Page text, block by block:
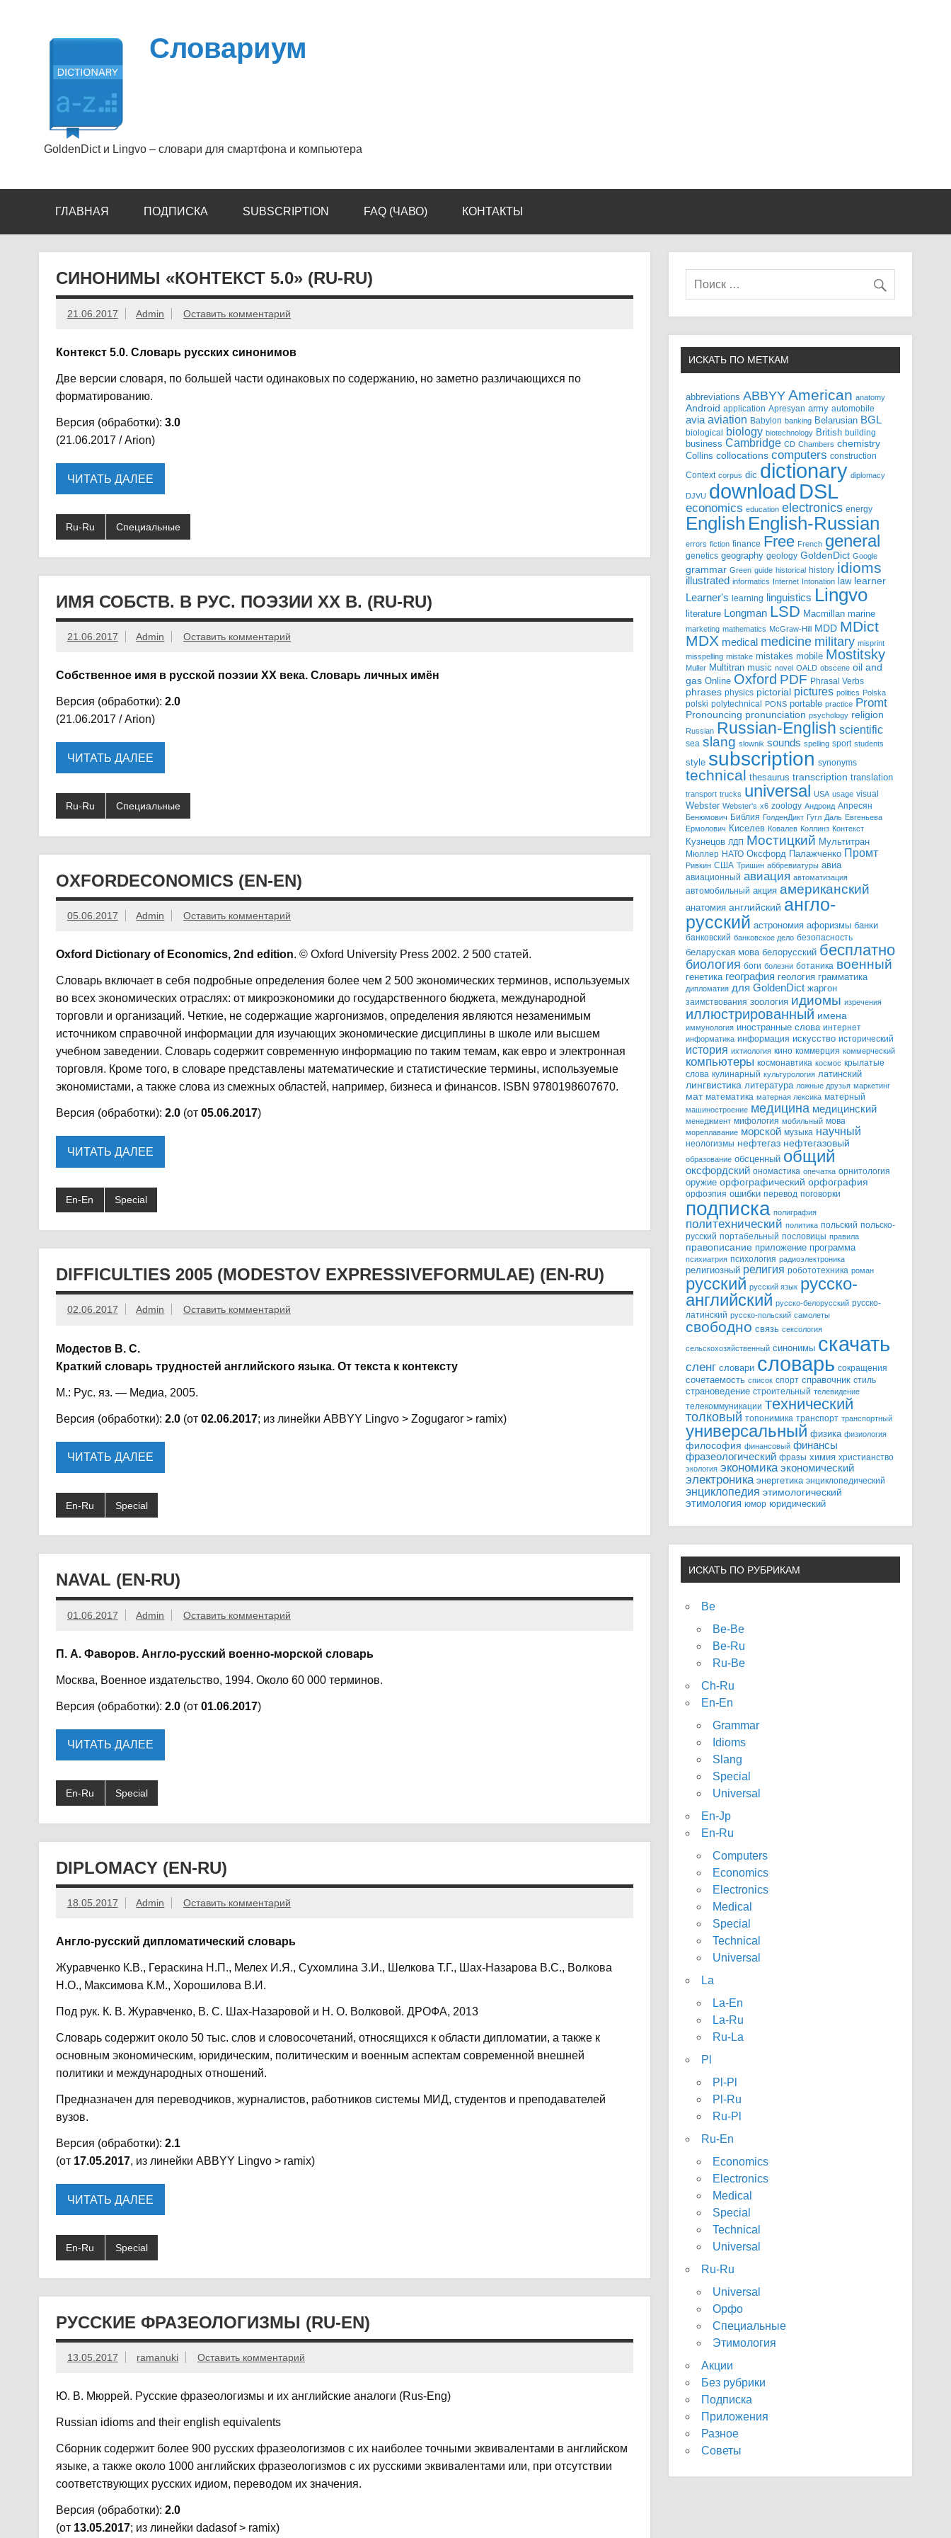
Словариум
GoldenDict и Lingvo – словари для смартфона и компьютера
ГЛАВНАЯ ПОДПИСКА SUBSCRIPTION FAQ (ЧАВО) КОНТАКТЫ
СИНОНИМЫ «КОНТЕКСТ 5.0» (RU-RU)
21.06.2017 Admin Оставить комментарий
Контекст 5.0. Словарь русских синонимов
Две версии словаря, по большей части одинаковых по содержанию, но заметно различающихся по
форматированию.
Версия (обработки): 3.0
(21.06.2017 / Arion)
ЧИТАТЬ ДАЛЕЕ
Ru-Ru Специальные
ИМЯ СОБСТВ. В РУС. ПОЭЗИИ XX В. (RU-RU)
21.06.2017 Admin Оставить комментарий
Собственное имя в русской поэзии ХХ века. Словарь личных имён
Версия (обработки): 2.0
(21.06.2017 / Arion)
ЧИТАТЬ ДАЛЕЕ
Ru-Ru Специальные
OXFORDECONOMICS (EN-EN)
05.06.2017 Admin Оставить комментарий
Oxford Dictionary of Economics, 2nd edition. © Oxford University Press 2002. 2 500 статей.
Словарь включает в себя подробные определения более чем 2 500 экономических терминов, используемых
во всех экономических отраслях: от микроэкономики до государственного бюджета, международной
торговли и организаций. Четкие, не содержащие жаргонизмов, определения являются незаменимым
источником справочной информации для изучающих экономические дисциплины в школе или высшем
учебном заведении. Словарь содержит современную информацию по таким темам, как евро и электронная
торговля. Кроме того, в словаре представлены математические и статистические термины, используемые
экономистами, а также слова из смежных областей, например, бизнеса и финансов. ISBN 9780198607670.
Версия (обработки): 2.0 (от 05.06.2017)
ЧИТАТЬ ДАЛЕЕ
En-En Special
DIFFICULTIES 2005 (MODESTOV EXPRESSIVEFORMULAE) (EN-RU)
02.06.2017 Admin Оставить комментарий
Модестов В. С.
Краткий словарь трудностей английского языка. От текста к контексту
М.: Рус. яз. — Медиа, 2005.
Версия (обработки): 2.0 (от 02.06.2017; из линейки ABBYY Lingvo > Zogugaror > ramix)
ЧИТАТЬ ДАЛЕЕ
En-Ru Special
NAVAL (EN-RU)
01.06.2017 Admin Оставить комментарий
П. А. Фаворов. Англо-русский военно-морской словарь
Москва, Военное издательство, 1994. Около 60 000 терминов.
Версия (обработки): 2.0 (от 01.06.2017)
ЧИТАТЬ ДАЛЕЕ
En-Ru Special
DIPLOMACY (EN-RU)
18.05.2017 Admin Оставить комментарий
Англо-русский дипломатический словарь
Журавченко К.В., Гераскина Н.П., Мелех И.Я., Сухомлина З.И., Шелкова Т.Г., Шах-Назарова В.С., Волкова
Н.О., Максимова К.М., Хорошилова В.И.
Под рук. К. В. Журавченко, В. С. Шах-Назаровой и Н. О. Волковой. ДРОФА, 2013
Словарь содержит около 50 тыс. слов и словосочетаний, относящихся к области дипломатии, а также к
основным экономическим, юридическим, политическим и военным аспектам современной внешней
политики и международных отношений.
Предназначен для переводчиков, журналистов, работников системы МИД, студентов и преподавателей
вузов.
Версия (обработки): 2.1
(от 17.05.2017, из линейки ABBYY Lingvo > ramix)
ЧИТАТЬ ДАЛЕЕ
En-Ru Special
РУССКИЕ ФРАЗЕОЛОГИЗМЫ (RU-EN)
13.05.2017 ramanuki Оставить комментарий
Ю. В. Мюррей. Русские фразеологизмы и их английские аналоги (Rus-Eng)
Russian idioms and their english equivalents
Сборник содержит более 900 русских фразеологизмов с их наиболее точными эквивалентами в английском
языке, а также около 1000 английских фразеологизмов с их русскими эквивалентами или, при отсутствии
соответствующих русских идиом, переводом их значения.
Версия (обработки): 2.0
(от 13.05.2017; из линейки dadasof > ramix)
ИСКАТЬ ПО МЕТКАМ
abbreviations ABBYY American anatomy
Android application Apresyan army automobile
avia aviation Babylon banking Belarusian BGL
biological biology biotechnology British building
business Cambridge CD Chambers chemistry
Collins collocations computers construction
Context corpus dic dictionary diplomacy
DJVU download DSL
economics education electronics energy
English English-Russian
errors fiction finance Free French general
genetics geography geology GoldenDict Google
grammar Green guide historical history idioms
illustrated informatics Internet Intonation law learner
Learner's learning linguistics Lingvo
literature Longman LSD Macmillan marine
marketing mathematics McGraw-Hill MDD MDict
MDX medical medicine military misprint
misspelling mistake mistakes mobile Mostitsky
Muller Multitran music novel OALD obscene oil and
gas Online Oxford PDF Phrasal Verbs
phrases physics pictorial pictures politics Polska
polski polytechnical PONS portable practice Promt
Pronouncing pronunciation psychology religion
Russian Russian-English scientific
sea slang slownik sounds spelling sport students
style subscription synonyms
technical thesaurus transcription translation
transport trucks universal USA usage visual
Webster Webster's x6 zoology Андроид Апресян
Бенюмович Библия ГолденДикт Гугл Даль Евгеньева
Ермолович Киселев Ковалев Коллинз Контекст
Кузнецов ЛДП Мостицкий Мультитран
Мюллер НАТО Оксфорд Палажченко Промт
Ривкин США Тришин аббревиатуры авиа
авиационный авиация автоматизация
автомобильный акция американский
анатомия английский англо-
русский астрономия афоризмы банки
банковский банковское дело безопасность
беларуская мова белорусский бесплатно
биология боги болезни ботаника военный
генетика география геология грамматика
дипломатия для GoldenDict жаргон
заимствования зоология идиомы изречения
иллюстрированный имена
иммунология иностранные слова интернет
информатика информация искусство исторический
история ихтиология кино коммерция коммерческий
компьютеры космонавтика космос крылатые
слова кулинарный культурология латинский
лингвистика литература ложные друзья маркетинг
мат математика матерная лексика матерный
машиностроение медицина медицинский
менеджмент мифология мобильный мова
мореплавание морской музыка научный
неологизмы нефтегаз нефтегазовый
образование обсценный общий
оксфордский ономастика опечатка орнитология
оружие орфографический орфография
орфоэпия ошибки перевод поговорки
подписка полиграфия
политехнический политика польский польско-
русский портабельный пословицы правила
правописание приложение программа
психиатрия психология радиоэлектроника
религиозный религия робототехника роман
русский русский язык русско-
английский русско-белорусский русско-
латинский русско-польский самолеты
свободно связь сексология
сельскохозяйственный синонимы скачать
сленг словари словарь сокращения
сочетаемость список спорт справочник стиль
страноведение строительный телевидение
телекоммуникации технический
толковый топонимика транспорт транспортный
универсальный физика физиология
философия финансовый финансы
фразеологический фразы химия христианство
экология экономика экономический
электроника энергетика энциклопедический
энциклопедия этимологический
этимология юмор юридический
ИСКАТЬ ПО РУБРИКАМ
Be
Be-Be
Be-Ru
Ru-Be
Ch-Ru
En-En
Grammar
Idioms
Slang
Special
Universal
En-Jp
En-Ru
Computers
Economics
Electronics
Medical
Special
Technical
Universal
La
La-En
La-Ru
Ru-La
Pl
Pl-Pl
Pl-Ru
Ru-Pl
Ru-En
Economics
Electronics
Medical
Special
Technical
Universal
Ru-Ru
Universal
Орфо
Специальные
Этимология
Акции
Без рубрики
Подписка
Приложения
Разное
Советы